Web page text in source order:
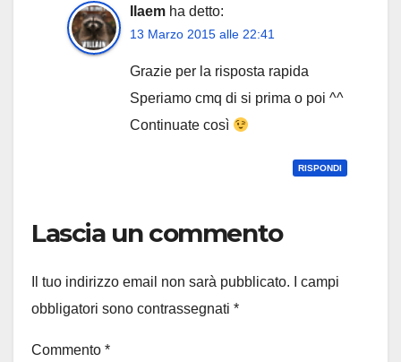
Ilaem ha detto:
13 Marzo 2015 alle 22:41
Grazie per la risposta rapida
Speriamo cmq di si prima o poi ^^
Continuate così
RISPONDI
Lascia un commento
Il tuo indirizzo email non sarà pubblicato.
I campi
obbligatori sono contrassegnati *
Commento *